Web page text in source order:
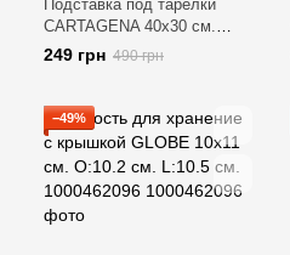
Подставка под тарелки
CARTAGENA 40х30 см.
O:40 см. L:30 см.
1000456353
249 грн 490 грн
−49%